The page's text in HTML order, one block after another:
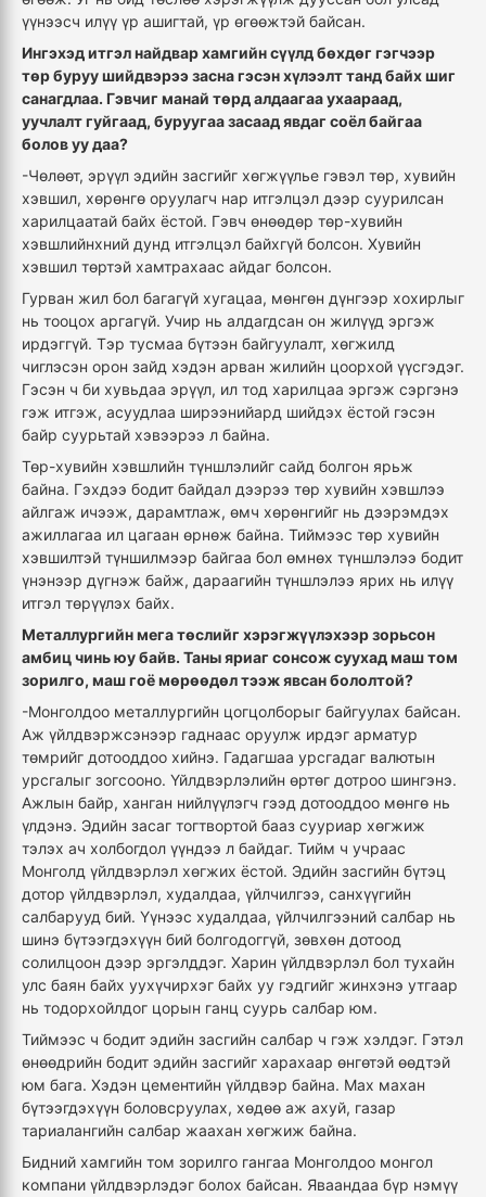
үүнээсч илүү үр ашигтай, үр өгөөжтэй байсан.
Ингэхэд итгэл найдвар хамгийн сүүлд бөхдөг гэгчээр
төр буруу шийдвэрээ засна гэсэн хүлээлт танд байх шиг
санагдлаа. Гэвчиг манай төрд алдаагаа ухаараад,
уучлалт гуйгаад, буруугаа засаад явдаг соёл байгаа
болов уу даа?
-Чөлөөт, эрүүл эдийн засгийг хөгжүүлье гэвэл төр, хувийн
хэвшил, хөрөнгө оруулагч нар итгэлцэл дээр суурилсан
харилцаатай байх ёстой. Гэвч өнөөдөр төр-хувийн
хэвшлийнхний дунд итгэлцэл байхгүй болсон. Хувийн
хэвшил төртэй хамтрахаас айдаг болсон.
Гурван жил бол багагүй хугацаа, мөнгөн дүнгээр хохирлыг
нь тооцох аргагүй. Учир нь алдагдсан он жилүүд эргэж
ирдэггүй. Тэр тусмаа бүтээн байгуулалт, хөгжилд
чиглэсэн орон зайд хэдэн арван жилийн цоорхой үүсгэдэг.
Гэсэн ч би хувьдаа эрүүл, ил тод харилцаа эргэж сэргэнэ
гэж итгэж, асуудлаа ширээнийард шийдэх ёстой гэсэн
байр суурьтай хэвээрээ л байна.
Төр-хувийн хэвшлийн түншлэлийг сайд болгон ярьж
байна. Гэхдээ бодит байдал дээрээ төр хувийн хэвшлээ
айлгаж ичээж, дарамтлаж, өмч хөрөнгийг нь дээрэмдэх
ажиллагаа ил цагаан өрнөж байна. Тиймээс төр хувийн
хэвшилтэй түншилмээр байгаа бол өмнөх түншлэлээ бодит
үнэнээр дүгнэж байж, дараагийн түншлэлээ ярих нь илүү
итгэл төрүүлэх байх.
Металлургийн мега төслийг хэрэгжүүлэхээр зорьсон
амбиц чинь юу байв. Таны яриаг сонсож суухад маш том
зорилго, маш гоё мөрөөдөл тээж явсан бололтой?
-Монголдоо металлургийн цогцолборыг байгуулах байсан.
Аж үйлдвэржсэнээр гаднаас оруулж ирдэг арматур
төмрийг дотооддоо хийнэ. Гадагшаа урсгадаг валютын
урсгалыг зогсооно. Үйлдвэрлэлийн өртөг дотроо шингэнэ.
Ажлын байр, ханган нийлүүлэгч гээд дотооддоо мөнгө нь
үлдэнэ. Эдийн засаг тогтвортой бааз сууриар хөгжиж
тэлэх ач холбогдол үүндээ л байдаг. Тийм ч учраас
Монголд үйлдвэрлэл хөгжих ёстой. Эдийн засгийн бүтэц
дотор үйлдвэрлэл, худалдаа, үйлчилгээ, санхүүгийн
салбарууд бий. Үүнээс худалдаа, үйлчилгээний салбар нь
шинэ бүтээгдэхүүн бий болгодоггүй, зөвхөн дотоод
солилцоон дээр эргэлддэг. Харин үйлдвэрлэл бол тухайн
улс баян байх уухүчирхэг байх уу гэдгийг жинхэнэ утгаар
нь тодорхойлдог цорын ганц суурь салбар юм.
Тиймээс ч бодит эдийн засгийн салбар ч гэж хэлдэг. Гэтэл
өнөөдрийн бодит эдийн засгийг харахаар өнгөтэй өөдтэй
юм бага. Хэдэн цементийн үйлдвэр байна. Мах махан
бүтээгдэхүүн боловсруулах, хөдөө аж ахуй, газар
тариалангийн салбар жаахан хөгжиж байна.
Бидний хамгийн том зорилго гангаа Монголдоо монгол
компани үйлдвэрлэдэг болох байсан. Яваандаа бүр нэмүү